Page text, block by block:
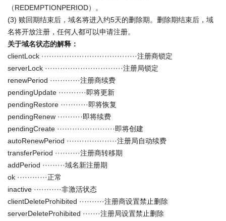
（REDEMPTIONPERIOD）。
(3) 赎回期结束后，域名将进入约5天的删除期。删除期结束后，域
名将开放注册，任何人都可以申请注册。
关于域名状态的解释：
clientLock ······································注册商锁定
serverLock ·······························注册局锁定
renewPeriod ············注册商续费
pendingUpdate ···········即将更新
pendingRestore ···········即将恢复
pendingRenew ··········即将续费
pendingCreate ·······················即将创建
autoRenewPeriod ····················注册局自动续费
transferPeriod ··········注册商转移期
addPeriod ·········域名新注册期
ok ············正常
inactive ···········非激活状态
clientDeleteProhibited ··········注册商设置禁止删除
serverDeleteProhibited ·······注册局设置禁止删除